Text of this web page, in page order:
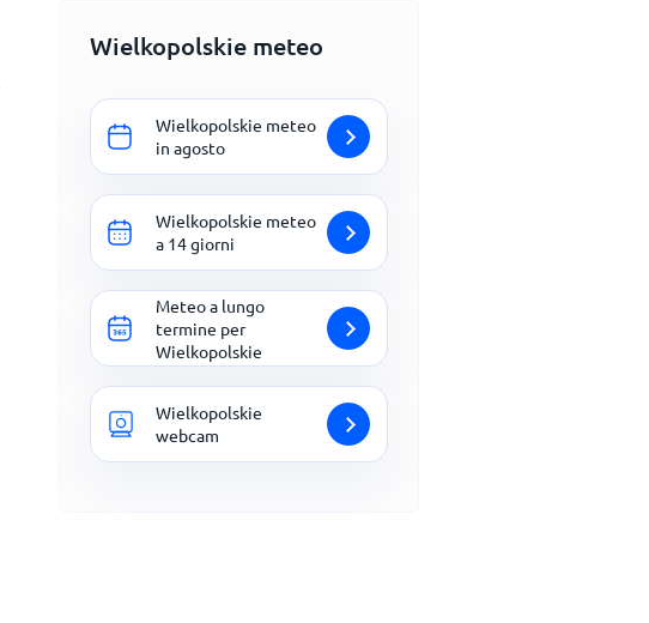
Wielkopolskie meteo
Wielkopolskie meteo
in agosto
Wielkopolskie meteo
a 14 giorni
Meteo a lungo
termine per
Wielkopolskie
Wielkopolskie
webcam